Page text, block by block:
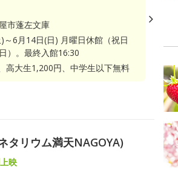
市蓬左文庫
～6月14日(日) 月曜日休館（祝日
）。最終入館16:30
高大生1,200円、中学生以下無料
タリウム満天NAGOYA)
映